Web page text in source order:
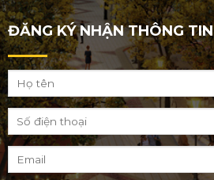
ĐĂNG KÝ NHẬN THÔNG TIN